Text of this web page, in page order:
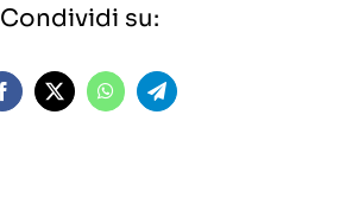
Condividi su: